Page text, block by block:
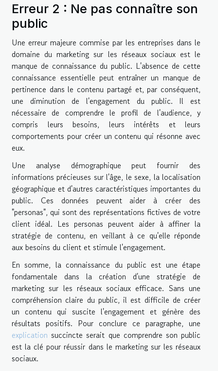
Erreur 2 : Ne pas connaître son
public
Une erreur majeure commise par les entreprises dans le
domaine du marketing sur les réseaux sociaux est le
manque de connaissance du public. L'absence de cette
connaissance essentielle peut entraîner un manque de
pertinence dans le contenu partagé et, par conséquent,
une diminution de l'engagement du public. Il est
nécessaire de comprendre le profil de l'audience, y
compris leurs besoins, leurs intérêts et leurs
comportements pour créer un contenu qui résonne avec
eux.
Une analyse démographique peut fournir des
informations précieuses sur l'âge, le sexe, la localisation
géographique et d'autres caractéristiques importantes du
public. Ces données peuvent aider à créer des
"personas", qui sont des représentations fictives de votre
client idéal. Les personas peuvent aider à affiner la
stratégie de contenu, en veillant à ce qu'elle réponde
aux besoins du client et stimule l'engagement.
En somme, la connaissance du public est une étape
fondamentale dans la création d'une stratégie de
marketing sur les réseaux sociaux efficace. Sans une
compréhension claire du public, il est difficile de créer
un contenu qui suscite l'engagement et génère des
résultats positifs. Pour conclure ce paragraphe, une
explication succincte serait que comprendre son public
est la clé pour réussir dans le marketing sur les réseaux
sociaux.